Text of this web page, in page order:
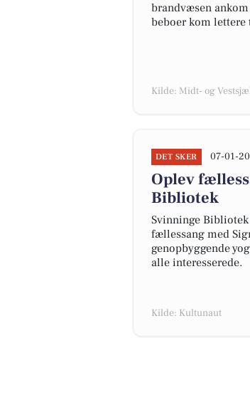
brandvæsen
beboer kom lettere
Kilde: Midt- og
DET SKER 07-01-
Oplev
Bibliotek
Svinninge
fællessang med
genopbyggende
alle interesserede.
Kilde: Kultunaut